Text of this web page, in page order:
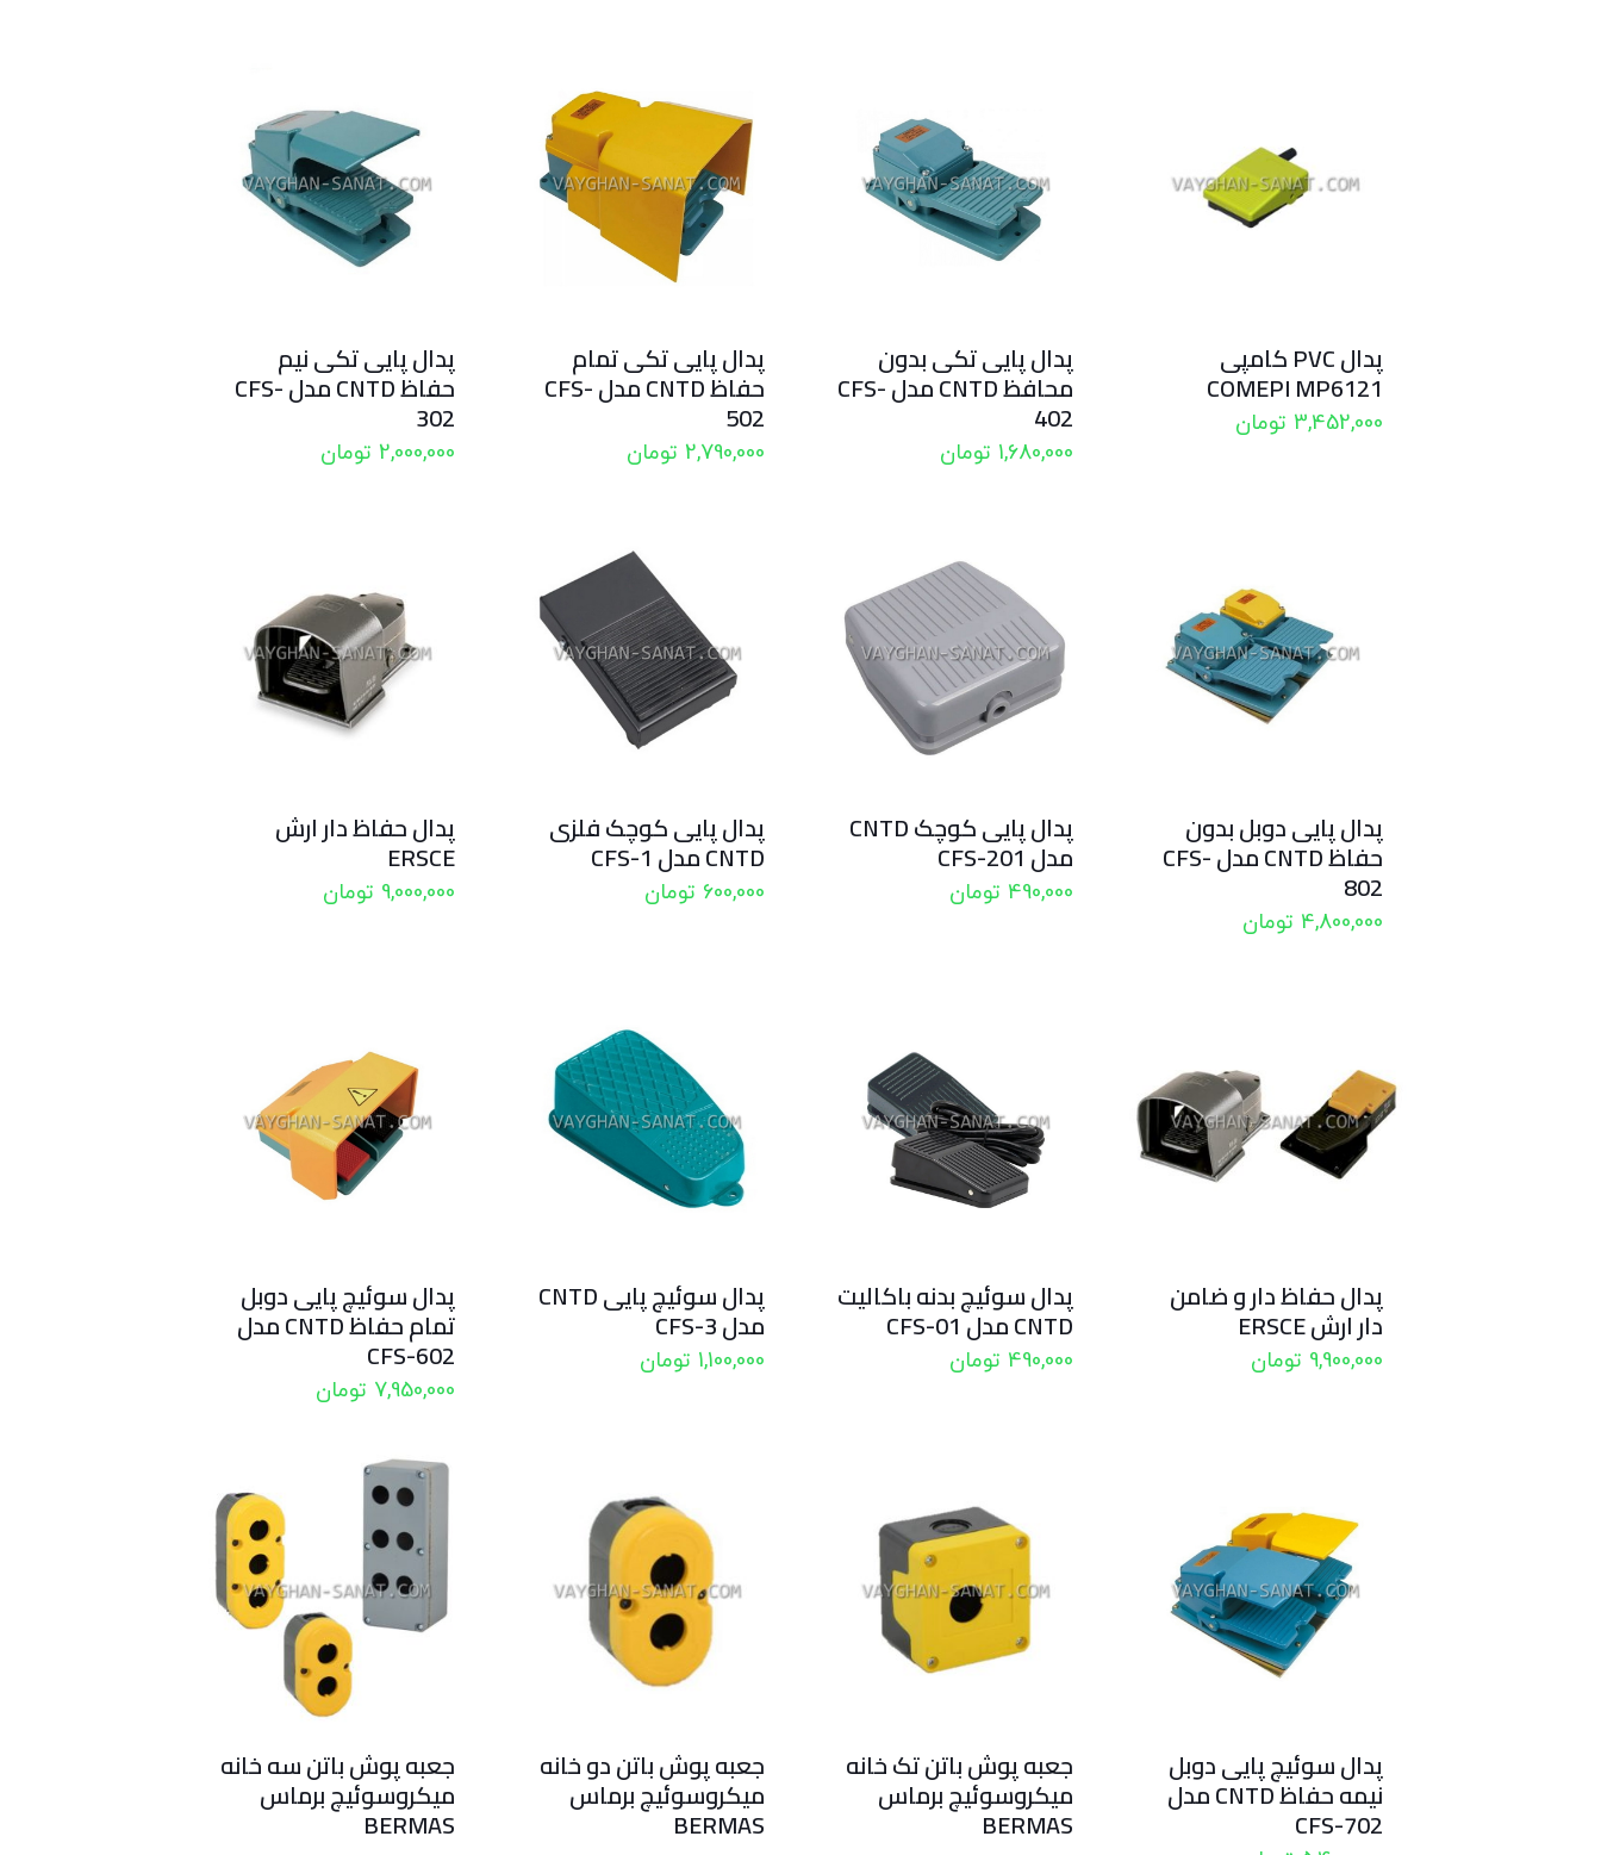
پدال PVC کامپی
COMEPI MP6121
3,452,000 تومان
پدال پایی تکی بدون
محافظ CNTD مدل CFS-
402
1,680,000 تومان
پدال پایی تکی تمام
حفاظ CNTD مدل CFS-
502
2,790,000 تومان
پدال پایی تکی نیم
حفاظ CNTD مدل CFS-
302
2,000,000 تومان
پدال پایی دوبل بدون
حفاظ CNTD مدل CFS-
802
4,800,000 تومان
پدال پایی کوچک CNTD
مدل CFS-201
490,000 تومان
پدال پایی کوچک فلزی
CNTD مدل CFS-1
600,000 تومان
پدال حفاظ دار ارش
ERSCE
9,000,000 تومان
پدال حفاظ دار و ضامن
دار ارش ERSCE
9,900,000 تومان
پدال سوئیچ بدنه باکالیت
CNTD مدل CFS-01
490,000 تومان
پدال سوئیچ پایی CNTD
مدل CFS-3
1,100,000 تومان
پدال سوئیچ پایی دوبل
تمام حفاظ CNTD مدل
CFS-602
7,950,000 تومان
پدال سوئیچ پایی دوبل
نیمه حفاظ CNTD مدل
CFS-702
جعبه پوش باتن تک خانه
میکروسوئیچ برماس
BERMAS
جعبه پوش باتن دو خانه
میکروسوئیچ برماس
BERMAS
جعبه پوش باتن سه خانه
میکروسوئیچ برماس
BERMAS